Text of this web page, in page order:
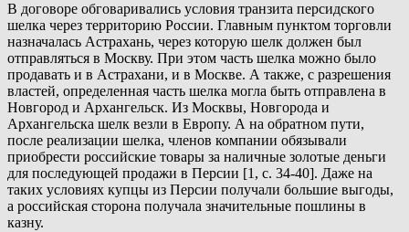
В договоре обговаривались условия транзита персидского
шелка через территорию России. Главным пунктом торговли
назначалась Астрахань, через которую шелк должен был
отправляться в Москву. При этом часть шелка можно было
продавать и в Астрахани, и в Москве. А также, с разрешения
властей, определенная часть шелка могла быть отправлена в
Новгород и Архангельск. Из Москвы, Новгорода и
Архангельска шелк везли в Европу. А на обратном пути,
после реализации шелка, членов компании обязывали
приобрести российские товары за наличные золотые деньги
для последующей продажи в Персии [1, с. 34-40]. Даже на
таких условиях купцы из Персии получали большие выгоды,
а российская сторона получала значительные пошлины в
казну.